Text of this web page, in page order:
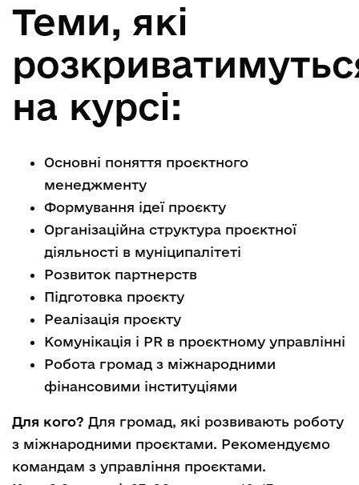
Теми, які
на курсі:
Основні поняття проєктного
менеджменту
Формування ідеї проєкту
Організаційна структура проєктної
діяльності в муніципалітеті
Розвиток партнерств
Підготовка проєкту
Реалізація проєкту
Комунікація і PR в проєктному управлінні
Робота громад з міжнародними
фінансовими інституціями
Для кого? Для громад, які розвивають роботу
з міжнародними проєктами. Рекомендуємо
командам з управління проєктами.